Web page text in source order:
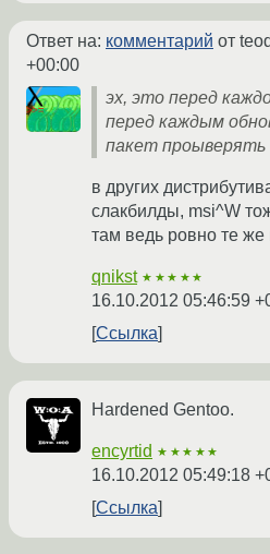
Ответ на: комментарий от
+00:00
эх, это перед
перед каждым
пакет проыверять
в других
слакбилды, msi^W
там ведь ровно те же
qnikst ★★★★★
16.10.2012 05:46:59
Ссылка
Hardened Gentoo.
encyrtid ★★★★★
16.10.2012 05:49:18
Ссылка